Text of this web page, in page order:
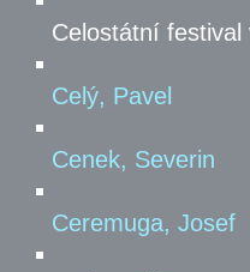
Celostátní
Celý, Pavel
Cenek, Severin
Ceremuga, Josef